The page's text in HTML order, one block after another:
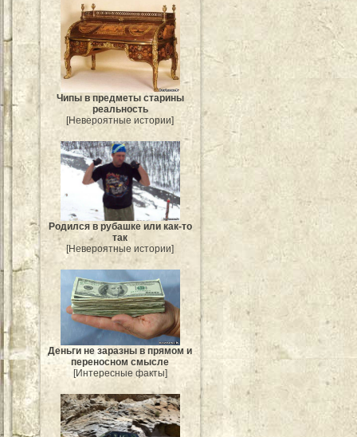
Чипы в предметы старины
реальность
[Невероятные истории]
Родился в рубашке или как-то
так
[Невероятные истории]
Деньги не заразны в прямом и
переносном смысле
[Интересные факты]